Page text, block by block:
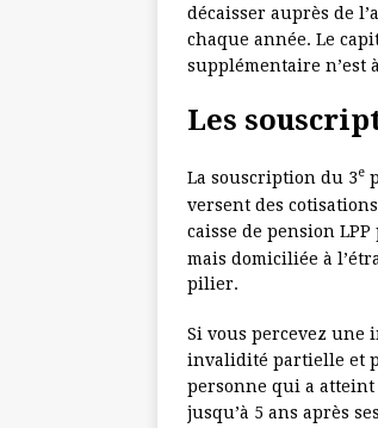
décaisser auprès de
chaque année. Le
supplémentaire n’est
Les
La souscription du 3e
versent des
caisse de pension
mais domiciliée à
pilier.
Si vous percevez une
invalidité partielle et
personne qui a atteint
jusqu’à 5 ans après